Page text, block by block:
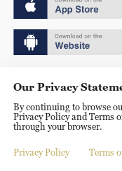
京ICP备20000184号
京公网安备
Disinformation report
Our Privacy
By continuing to browse
Privacy Policy and Terms
through your browser.
Privacy Policy Terms